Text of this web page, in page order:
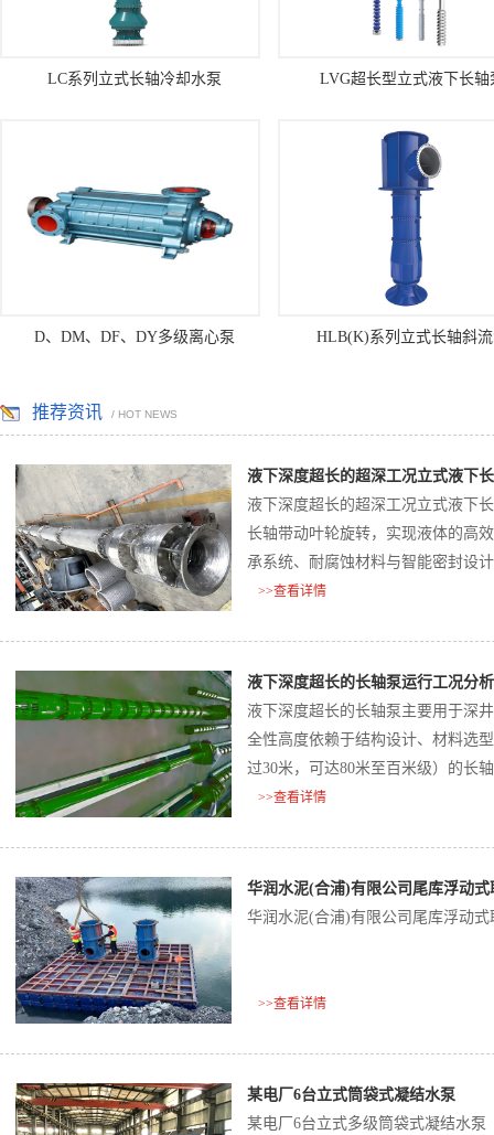
LC系列立式长轴冷却水泵 LVG超长型立式液下长轴
D、DM、DF、DY多级离心泵 HLB(K)系列立式长轴斜
推荐资讯 / HOT NEWS
液下深度超长的超深工况立式液下
液下深度超长的超深工况立式液下
长轴带动叶轮旋转，实现液体的高
承系统、耐腐蚀材料与智能密封设
与耐久性挑战‌。
>>查看详情
液下深度超长的长轴泵运行工况分析
液下深度超长的长轴泵主要用于深
全性高度依赖于结构设计、材料选
过30米，可达80米至百米级）的长
临更大挑战，需通过分段轴系、多
>>查看详情
华润水泥(合浦)有限公司尾库浮动
华润水泥(合浦)有限公司尾库浮动
>>查看详情
某电厂6台立式筒袋式凝结水泵
某电厂6台立式多级筒袋式凝结水泵